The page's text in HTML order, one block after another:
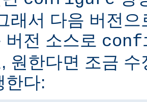
래서 다음 버전
버전 소스로
원한다면 조금
한다: